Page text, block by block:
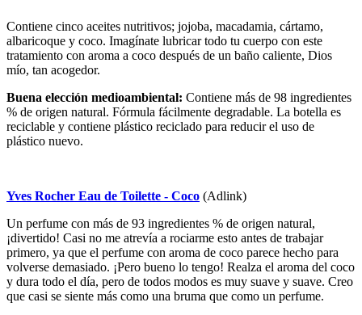
Contiene cinco aceites nutritivos; jojoba, macadamia, cártamo,
albaricoque y coco. Imagínate lubricar todo tu cuerpo con este
tratamiento con aroma a coco después de un baño caliente, Dios
mío, tan acogedor.
Buena elección medioambiental: Contiene más de 98 ingredientes
% de origen natural. Fórmula fácilmente degradable. La botella es
reciclable y contiene plástico reciclado para reducir el uso de
plástico nuevo.
Yves Rocher Eau de Toilette - Coco (Adlink)
Un perfume con más de 93 ingredientes % de origen natural,
¡divertido! Casi no me atrevía a rociarme esto antes de trabajar
primero, ya que el perfume con aroma de coco parece hecho para
volverse demasiado. ¡Pero bueno lo tengo! Realza el aroma del coco
y dura todo el día, pero de todos modos es muy suave y suave. Creo
que casi se siente más como una bruma que como un perfume.